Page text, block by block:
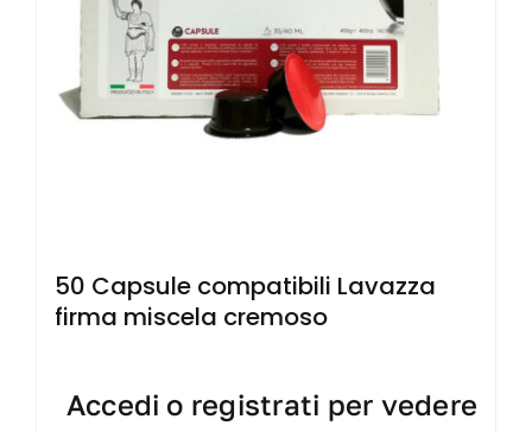
50 Capsule compatibili Lavazza
firma miscela cremoso
Accedi o registrati per vedere